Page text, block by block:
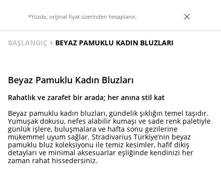
*Yüzde, orijinal fiyat üzerinden hesaplanır.
BAŞLANGIÇ BEYAZ PAMUKLU KADIN BLUZLARI
Beyaz Pamuklu Kadın Bluzları
Rahatlık ve zarafet bir arada; her anına stil kat
Beyaz pamuklu kadın bluzları, gündelik şıklığın temel taşıdır.
Yumuşak dokusu, nefes alabilir kumaşı ve sade renk paletiyle
günlük işlere, buluşmalara ve hafta sonu gezilerine
mükemmel uyum sağlar. Stradivarius Türkiye’nin beyaz
pamuklu bluz koleksiyonu ile temiz kesimler, hafif dikiş
detayları ve minimal aksesuarlar eşliğinde kendinizi her
zaman rahat hissedersiniz.